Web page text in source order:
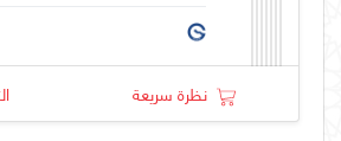
نظرة سريعة